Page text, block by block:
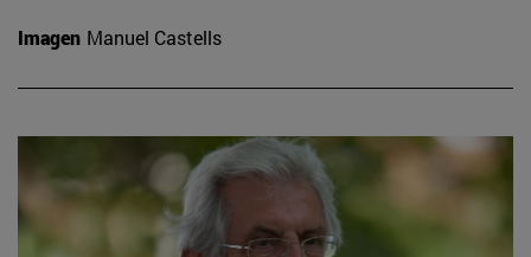
Imagen Manuel Castells